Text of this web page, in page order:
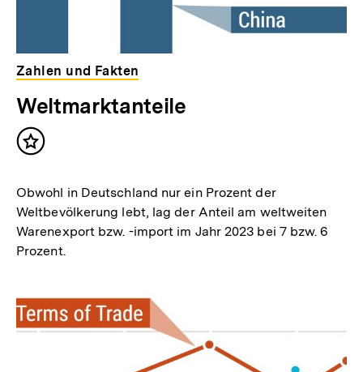
Zahlen und Fakten
Weltmarktanteile
Inhalt
Obwohl in Deutschland nur ein Prozent der
Weltbevölkerung lebt, lag der Anteil am weltweiten
Warenexport bzw. -import im Jahr 2023 bei 7 bzw. 6
Prozent.